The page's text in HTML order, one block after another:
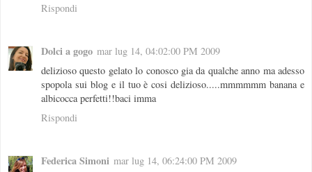
Rispondi
Dolci a gogo mar lug 14, 04:02:00 PM 2009
delizioso questo gelato lo conosco gia da qualche anno ma adesso
spopola sui blog e il tuo è cosi delizioso.....mmmmmm banana e
albicocca perfetti!!baci imma
Rispondi
Federica Simoni mar lug 14, 06:24:00 PM 2009